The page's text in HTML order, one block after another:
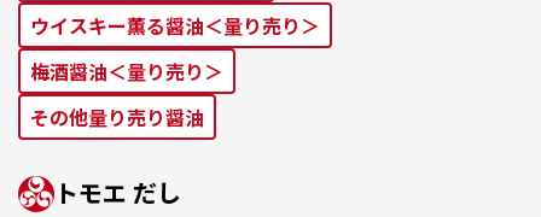
ウイスキー薫る醤油＜量り売り＞
梅酒醤油＜量り売り＞
その他量り売り醤油
トモエ だし